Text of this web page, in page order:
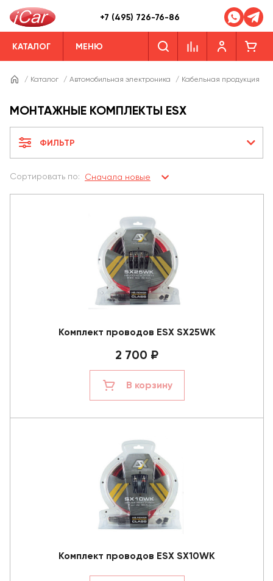
+7 (495) 726-76-86
КАТАЛОГ МЕНЮ
/ Каталог / Автомобильная электроника / Кабельная продукция
МОНТАЖНЫЕ КОМПЛЕКТЫ ESX
ФИЛЬТР
Сортировать по: Сначала новые
Комплект проводов ESX SX25WK
2 700 ₽
В корзину
Комплект проводов ESX SX10WK